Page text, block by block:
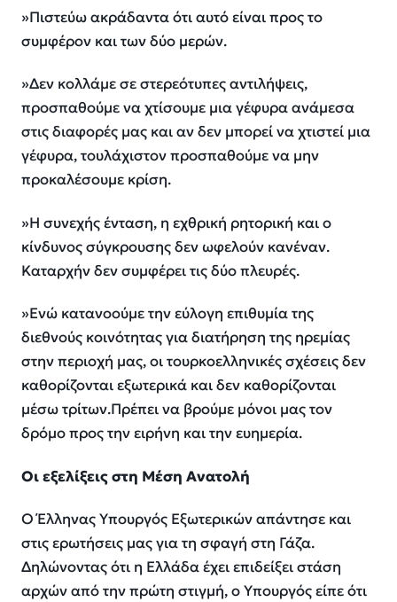
»Πιστεύω ακράδαντα ότι αυτό είναι προς το
συμφέρον και των δύο μερών.
»Δεν κολλάμε σε στερεότυπες αντιλήψεις,
προσπαθούμε να χτίσουμε μια γέφυρα ανάμεσα
στις διαφορές μας και αν δεν μπορεί να χτιστεί μια
γέφυρα, τουλάχιστον προσπαθούμε να μην
προκαλέσουμε κρίση.
»Η συνεχής ένταση, η εχθρική ρητορική και ο
κίνδυνος σύγκρουσης δεν ωφελούν κανέναν.
Καταρχήν δεν συμφέρει τις δύο πλευρές.
»Ενώ κατανοούμε την εύλογη επιθυμία της
διεθνούς κοινότητας για διατήρηση της ηρεμίας
στην περιοχή μας, οι τουρκοελληνικές σχέσεις δεν
καθορίζονται εξωτερικά και δεν καθορίζονται
μέσω τρίτων.Πρέπει να βρούμε μόνοι μας τον
δρόμο προς την ειρήνη και την ευημερία.
Οι εξελίξεις στη Μέση Ανατολή
Ο Έλληνας Υπουργός Εξωτερικών απάντησε και
στις ερωτήσεις μας για τη σφαγή στη Γάζα.
Δηλώνοντας ότι η Ελλάδα έχει επιδείξει στάση
αρχών από την πρώτη στιγμή, ο Υπουργός είπε ότι